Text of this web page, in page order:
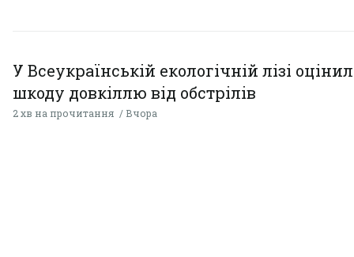
У Всеукраїнській екологічній лізі
шкоду довкіллю від обстрілів
2 хв на прочитання Вчора